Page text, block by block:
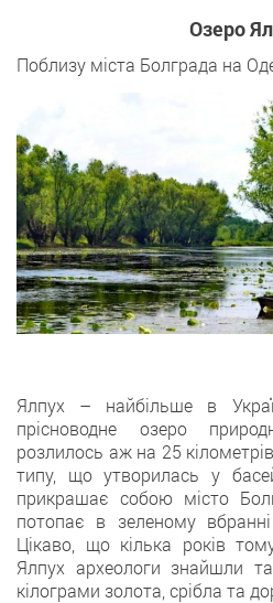
Озеро
Поблизу міста Болграда на
Ялпух – найбільше в
прісноводне озеро
розлилось аж на 25
типу, що утворилась у
прикрашає собою місто
потопає в зеленому вбранні
Цікаво, що кілька років
Ялпух археологи знайшли
кілограми золота, срібла та